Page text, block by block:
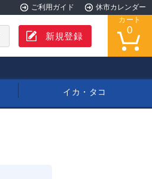
ご利用ガイド 休市カレンダー
新規登録
カート
0
イカ・タコ